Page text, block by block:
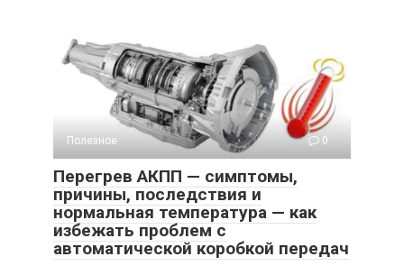
Полезное 0
Перегрев АКПП — симптомы,
причины, последствия и
нормальная температура — как
избежать проблем с
автоматической коробкой передач